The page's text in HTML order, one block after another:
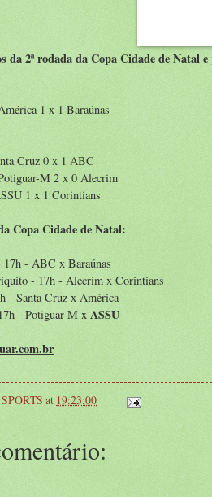
da 2ª rodada da Copa Cidade de Natal
1 x 1 Baraúnas
Cruz 0 x 1 ABC
M 2 x 0 Alecrim
1 x 1 Corintians
Copa Cidade de Natal:
17h - ABC x Baraúnas
- 17h - Alecrim x Corintians
- Santa Cruz x América
- Potiguar-M x ASSU
at 19:23:00